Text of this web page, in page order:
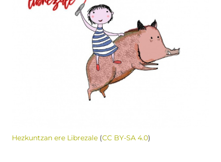
Hezkuntzan ere Librezale (CC BY-SA 4.0)